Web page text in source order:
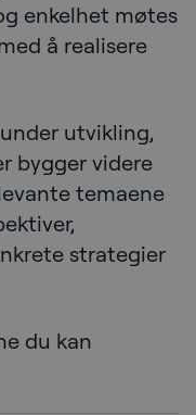
enkelhet møtes
å realisere
utvikling,
bygger videre
temaene
strategier
du kan